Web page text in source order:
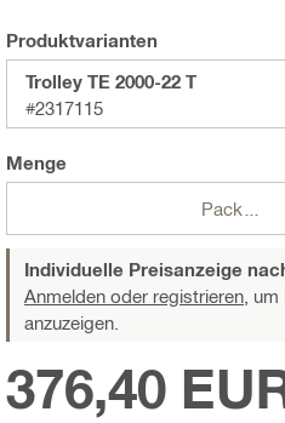
Produktvarianten
Trolley TE 2000-22 T
#2317115
Menge
Packungen
Individuelle Preisanzeige
Anmelden oder registrieren, um
anzuzeigen.
376,40